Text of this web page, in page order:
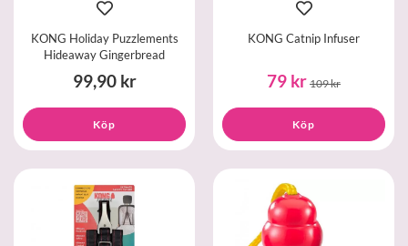
KONG Holiday Puzzlements
Hideaway Gingerbread
99,90 kr
Köp
KONG Catnip Infuser
79 kr 109 kr
Köp